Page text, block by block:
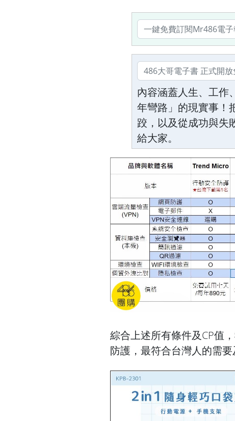
內容涵蓋人生、工作
年彎路」的現實事！
跤，以及從成功與失
給大家。
綜合上述所有條件及CP值
防護，最符合台灣人的需要